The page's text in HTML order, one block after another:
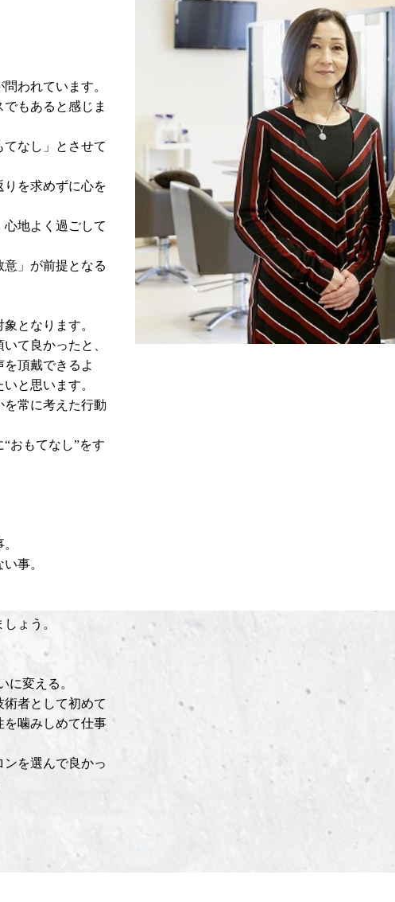
われています。
もあると感じま
てなし」とさせて
りを求めずに心を
地よく過ごして
」が前提となる
となります。
て良かったと、
頂戴できるよ
と思います。
常に考えた行動
おもてなし”をす
事。
ょう。
に変える。
者として初めて
を噛みしめて仕事
を選んで良かっ